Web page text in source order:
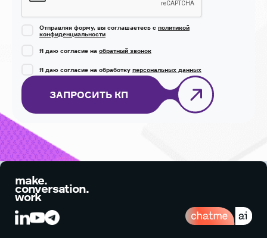
Отправляя форму, вы соглашаетесь с политикой
конфиденциальности
Я даю согласие на обратный звонок
Я даю согласие на обработку персональных данных
ЗАПРОСИТЬ КП
make.
conversation.
work